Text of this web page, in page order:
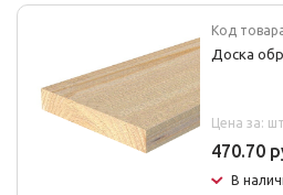
Код
Доска
Цена за: шт
470.70
В